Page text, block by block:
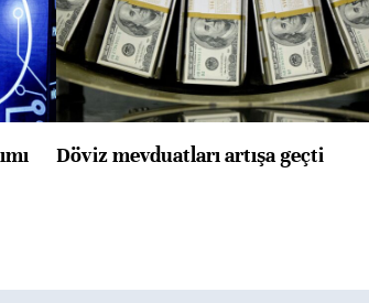
Döviz mevduatları artışa geçti